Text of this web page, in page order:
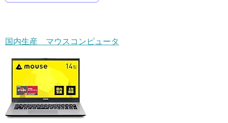
国内生産 マウスコンピュータ